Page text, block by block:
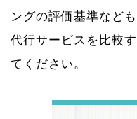
ングの評価基準など
代行サービスを比較
てください。